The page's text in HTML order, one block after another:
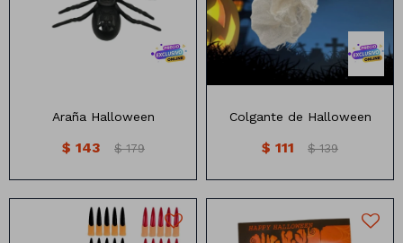
Araña Halloween
$ 143 $ 179
Colgante de Halloween
$ 111 $ 139